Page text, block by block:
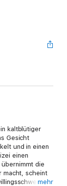
kaltblütiger
Gesicht
und in einen
einen
die
macht, scheint
mehr